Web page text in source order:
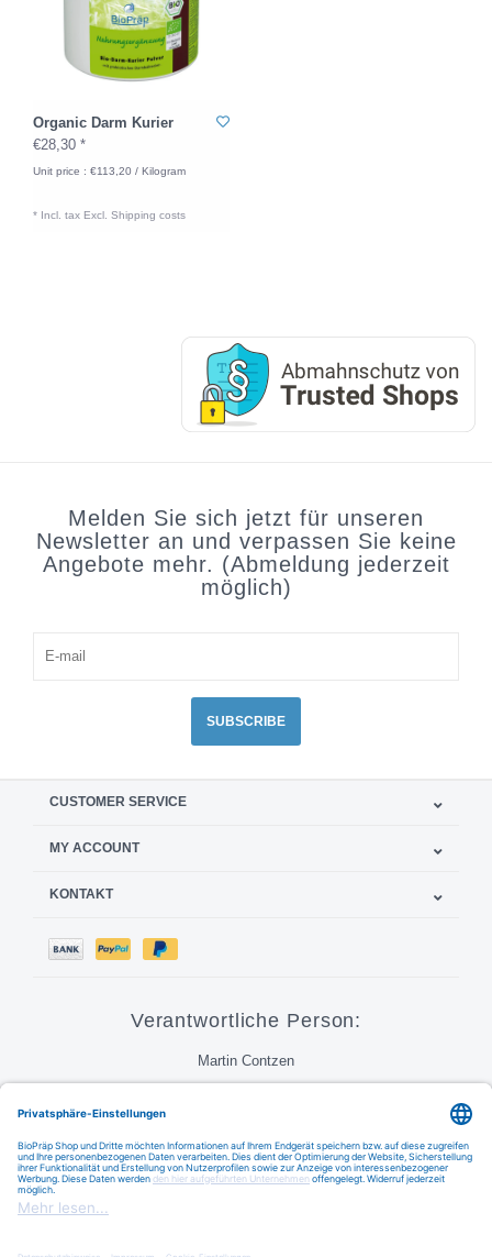
Organic Darm Kurier
€28,30 *
Unit price : €113,20 / Kilogram
* Incl. tax Excl. Shipping costs
Melden Sie sich jetzt für unseren
Newsletter an und verpassen Sie keine
Angebote mehr. (Abmeldung jederzeit
möglich)
SUBSCRIBE
CUSTOMER SERVICE
MY ACCOUNT
KONTAKT
Verantwortliche Person:
Martin Contzen
Call Email FAQ